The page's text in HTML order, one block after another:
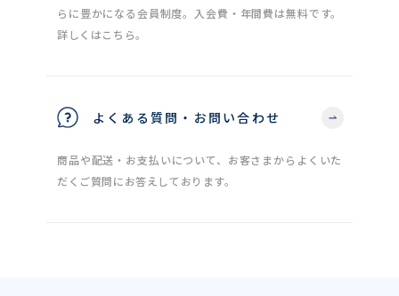
らに豊かになる会員制度。入会費・年間費は無料です。
詳しくはこちら。
よくある質問・お問い合わせ
商品や配送・お支払いについて、お客さまからよくいた
だくご質問にお答えしております。